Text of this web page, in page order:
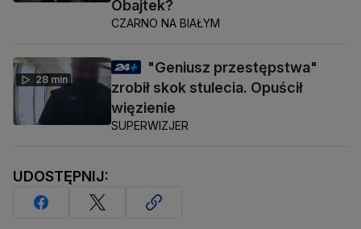
Obajtek?
CZARNO NA BIAŁYM
28 min
"Geniusz przestępstwa"
zrobił skok stulecia. Opuścił
więzienie
SUPERWIZJER
UDOSTĘPNIJ: